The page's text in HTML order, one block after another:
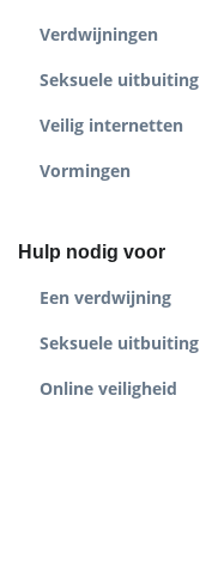
Verdwijningen
Seksuele uitbuiting
Veilig internetten
Vormingen
Hulp nodig voor
Een verdwijning
Seksuele uitbuiting
Online veiligheid